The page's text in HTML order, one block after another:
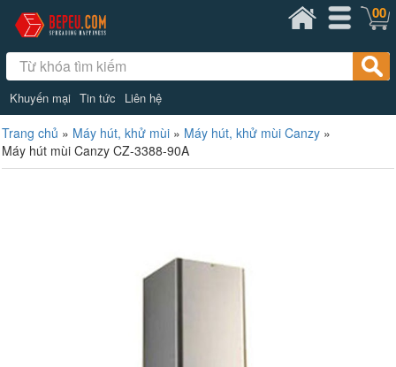
Khuyến mại Tin tức Liên hệ
00
Trang chủ » Máy hút, khử mùi » Máy hút, khử mùi Canzy »
Máy hút mùi Canzy CZ-3388-90A